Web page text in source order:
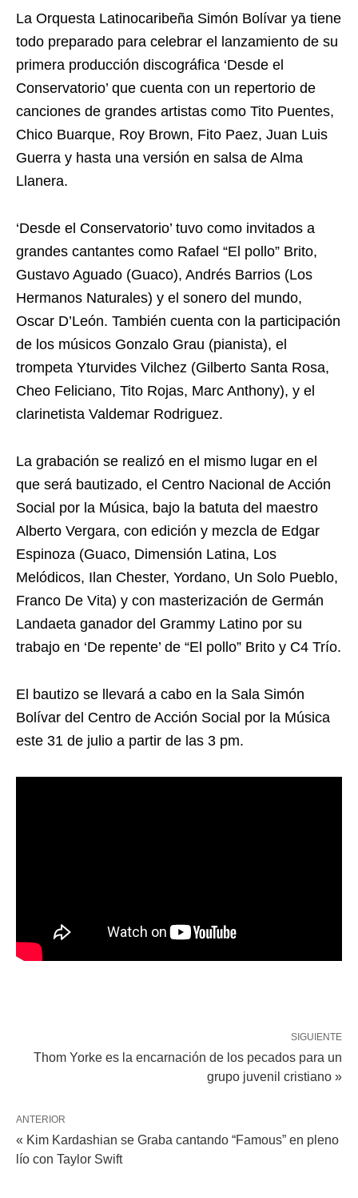
La Orquesta Latinocaribeña Simón Bolívar ya tiene
todo preparado para celebrar el lanzamiento de su
primera producción discográfica ‘Desde el
Conservatorio’ que cuenta con un repertorio de
canciones de grandes artistas como Tito Puentes,
Chico Buarque, Roy Brown, Fito Paez, Juan Luis
Guerra y hasta una versión en salsa de Alma
Llanera.
‘Desde el Conservatorio’ tuvo como invitados a
grandes cantantes como Rafael “El pollo” Brito,
Gustavo Aguado (Guaco), Andrés Barrios (Los
Hermanos Naturales) y el sonero del mundo,
Oscar D’León. También cuenta con la participación
de los músicos Gonzalo Grau (pianista), el
trompeta Yturvides Vilchez (Gilberto Santa Rosa,
Cheo Feliciano, Tito Rojas, Marc Anthony), y el
clarinetista Valdemar Rodriguez.
La grabación se realizó en el mismo lugar en el
que será bautizado, el Centro Nacional de Acción
Social por la Música, bajo la batuta del maestro
Alberto Vergara, con edición y mezcla de Edgar
Espinoza (Guaco, Dimensión Latina, Los
Melódicos, Ilan Chester, Yordano, Un Solo Pueblo,
Franco De Vita) y con masterización de Germán
Landaeta ganador del Grammy Latino por su
trabajo en ‘De repente’ de “El pollo” Brito y C4 Trío.
El bautizo se llevará a cabo en la Sala Simón
Bolívar del Centro de Acción Social por la Música
este 31 de julio a partir de las 3 pm.
SIGUIENTE
Thom Yorke es la encarnación de los pecados para un
grupo juvenil cristiano »
ANTERIOR
« Kim Kardashian se Graba cantando “Famous” en pleno
lío con Taylor Swift